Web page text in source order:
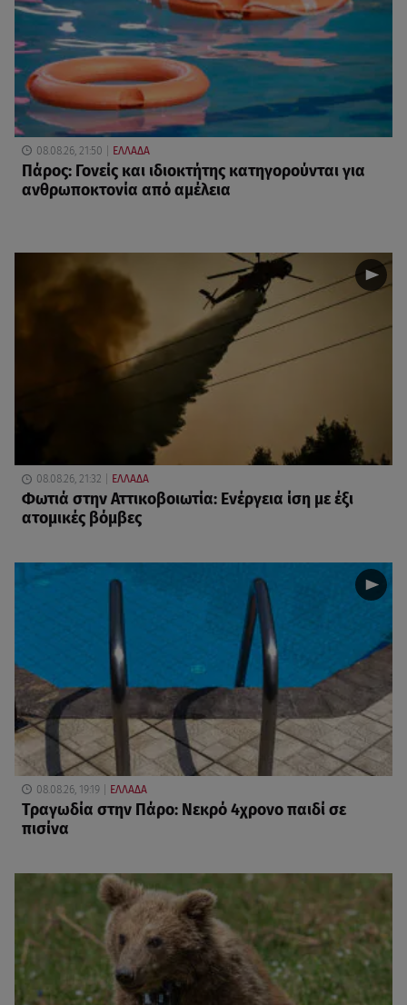
08.08.26, 21:50 ΕΛΛΑΔΑ
Πάρος: Γονείς και ιδιοκτήτης κατηγορούνται για
ανθρωποκτονία από αμέλεια
08.08.26, 21:32 ΕΛΛΑΔΑ
Φωτιά στην Αττικοβοιωτία: Ενέργεια ίση με έξι
ατομικές βόμβες
08.08.26, 19:19 ΕΛΛΑΔΑ
Τραγωδία στην Πάρο: Νεκρό 4χρονο παιδί σε
πισίνα